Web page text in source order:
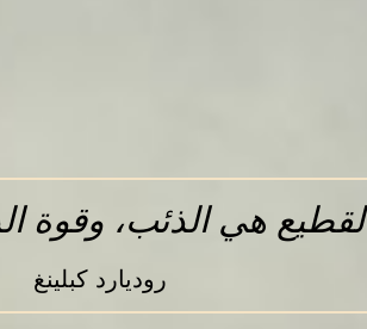
هي الذئب، وقوة
روديارد كبلينغ